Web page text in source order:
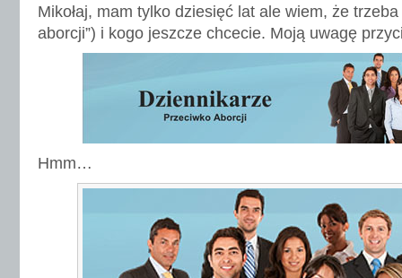
Mikołaj, mam tylko dziesięć lat ale wiem, że
aborcji”) i kogo jeszcze chcecie. Moją uwagę
Hmm…